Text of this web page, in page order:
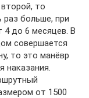
то
больше, при
4 до 6 месяцев. В
совершается
то это манёвр
наказания.
от 1500